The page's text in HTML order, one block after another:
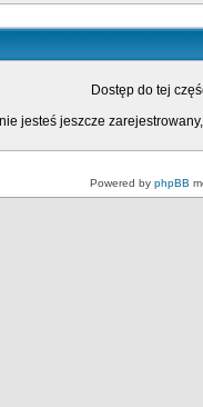
Dostęp do tej
jesteś jeszcze
Powered by phpBB